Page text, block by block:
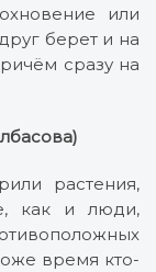
или
берет и на
сразу на
растения,
как и люди,
время кто-